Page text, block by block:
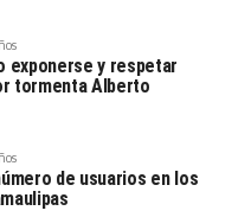
exponerse y respetar
tormenta Alberto
de usuarios en los